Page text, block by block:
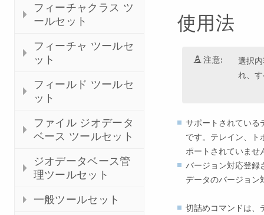
フィーチャクラス ツ
ールセット
フィーチャ ツールセ
ット
フィールド ツールセ
ット
ファイル ジオデータ
ベース ツールセット
ジオデータベース管
理ツールセット
一般ツールセット
使用法
注意:
選択
れ、
サポートされている
です。テレイン、ト
ポートされていませ
バージョン対応登録
データのバージョン
切詰めコマンドは、